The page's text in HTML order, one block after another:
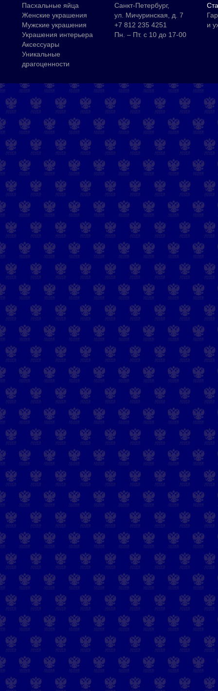
Пасхальные яйца
Женские украшения
Мужские украшения
Украшения интерьера
Аксессуары
Уникальные
драгоценности
Санкт-Петербург,
ул. Мичуринская, д. 7
+7 812 235 4251
Пн. – Пт. с 10 до 17-00
и